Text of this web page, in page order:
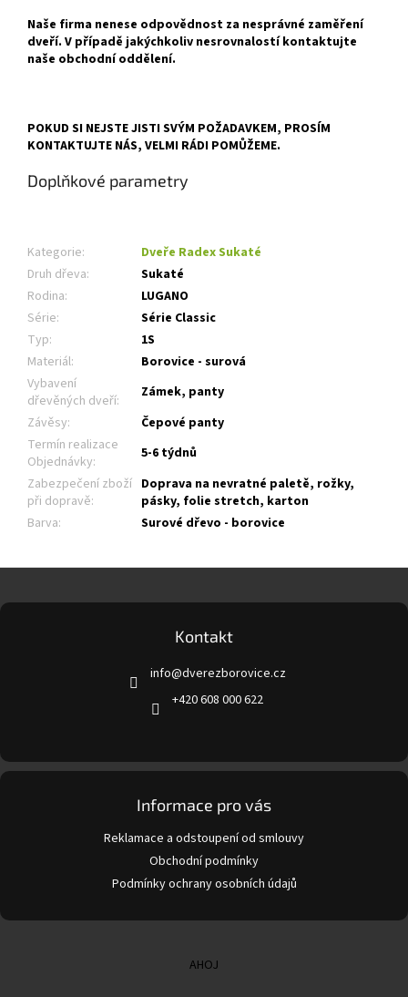
Naše firma nenese odpovědnost za nesprávné zaměření
dveří. V případě jakýchkoliv nesrovnalostí kontaktujte
naše obchodní oddělení.
POKUD SI NEJSTE JISTI SVÝM POŽADAVKEM, PROSÍM
KONTAKTUJTE NÁS, VELMI RÁDI POMŮŽEME.
Doplňkové parametry
Kategorie:
Dveře Radex Sukaté
Druh dřeva:
Sukaté
Rodina:
LUGANO
Série:
Série Classic
Typ:
1S
Materiál:
Borovice - surová
Vybavení
dřevěných dveří:
Zámek, panty
Závěsy:
Čepové panty
Termín realizace
Objednávky:
5-6 týdnů
Zabezpečení zboží
při dopravě:
Doprava na nevratné paletě, rožky,
pásky, folie stretch, karton
Barva: Surové dřevo - borovice
p
Kontakt
info@dverezborovice.cz
+420 608 000 622
Informace pro vás
Reklamace a odstoupení od smlouvy
Obchodní podmínky
Podmínky ochrany osobních údajů
AHOJ